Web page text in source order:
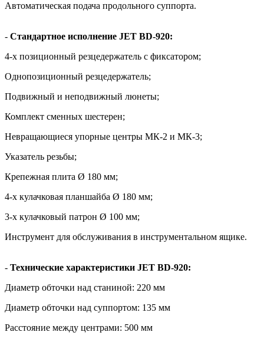
Автоматическая подача продольного суппорта.
- Стандартное исполнение JET BD-920:
4-х позиционный резцедержатель с фиксатором;
Однопозиционный резцедержатель;
Подвижный и неподвижный люнеты;
Комплект сменных шестерен;
Невращающиеся упорные центры МК-2 и МК-3;
Указатель резьбы;
Крепежная плита Ø 180 мм;
4-х кулачковая планшайба Ø 180 мм;
3-х кулачковый патрон Ø 100 мм;
Инструмент для обслуживания в инструментальном ящике.
- Технические характеристики JET BD-920:
Диаметр обточки над станиной: 220 мм
Диаметр обточки над суппортом: 135 мм
Расстояние между центрами: 500 мм